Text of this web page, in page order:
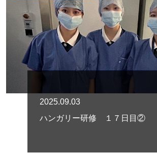
2025.09.03
ハンガリー研修 １７日目②